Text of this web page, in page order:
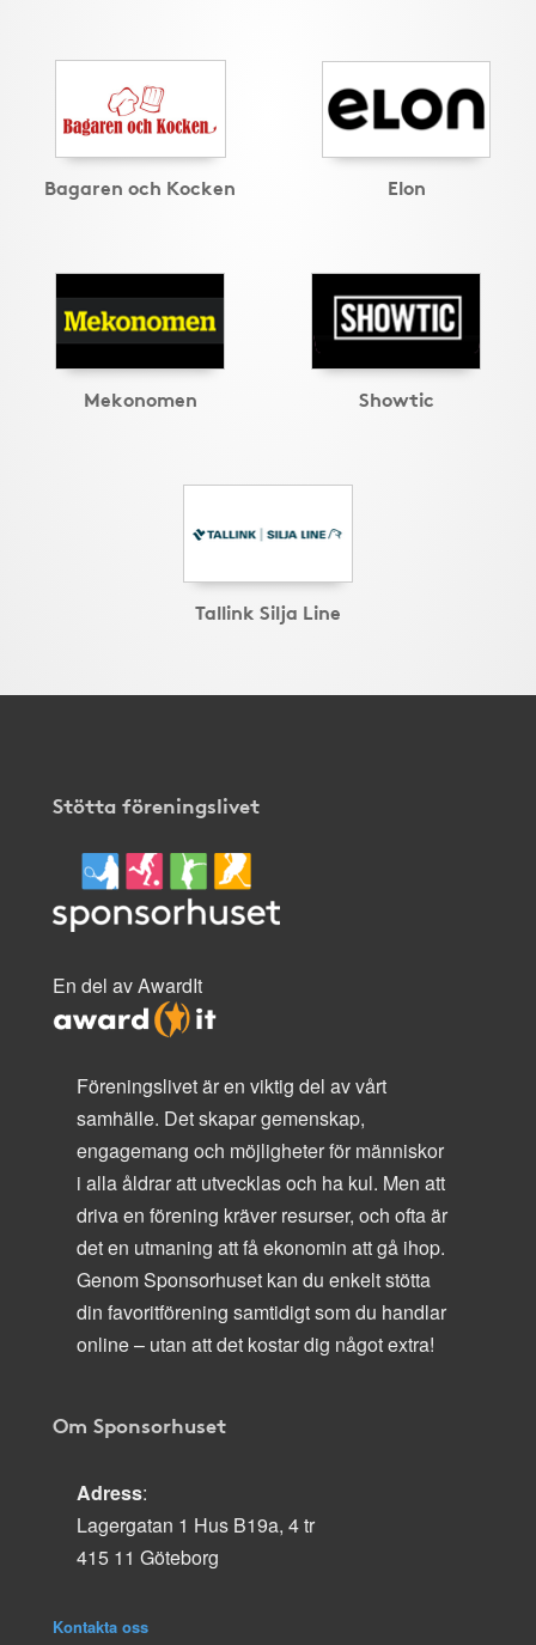
Bagaren och Kocken Elon
Mekonomen Showtic
Tallink Silja Line
Stötta föreningslivet
En del av AwardIt
Föreningslivet är en viktig del av vårt
samhälle. Det skapar gemenskap,
engagemang och möjligheter för människor
i alla åldrar att utvecklas och ha kul. Men att
driva en förening kräver resurser, och ofta är
det en utmaning att få ekonomin att gå ihop.
Genom Sponsorhuset kan du enkelt stötta
din favoritförening samtidigt som du handlar
online – utan att det kostar dig något extra!
Om Sponsorhuset
Adress:
Lagergatan 1 Hus B19a, 4 tr
415 11 Göteborg
Kontakta oss